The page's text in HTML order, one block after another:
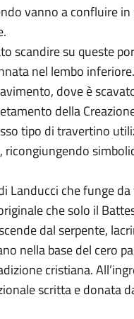
vanno a confluire in
scandire su queste
nel lembo
dove è
della
tipo di travertino
ricongiungendo
Landucci che funge
che solo il
dal serpente,
nella base del cero
cristiana.
scritta e donata